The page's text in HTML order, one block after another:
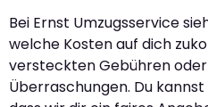
Bei Ernst Umzugsservice
welche Kosten auf dich
versteckten Gebühren
Überraschungen. Du